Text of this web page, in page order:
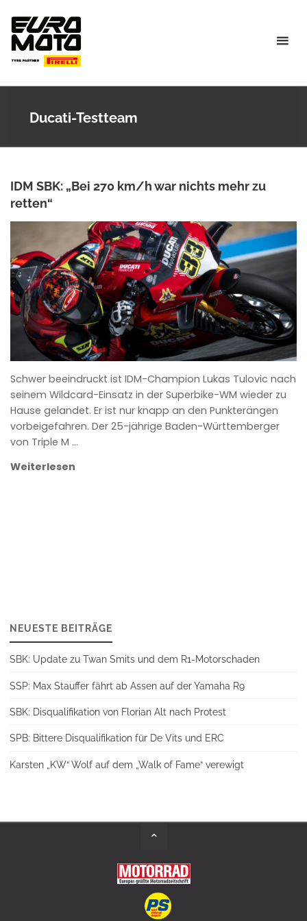
content
Ducati-Testteam
IDM SBK: „Bei 270 km/h war nichts mehr zu
retten“
ANKE WIECZOREK
Schwer beeindruckt ist IDM-Champion Lukas Tulovic nach
seinem Wildcard-Einsatz in der Superbike-WM wieder zu
Hause gelandet. Er ist nur knapp an den Punkterängen
vorbeigefahren. Der 25-jährige Baden-Württemberger
von Triple M …
Weiterlesen
NEUESTE BEITRÄGE
SBK: Update zu Twan Smits und dem R1-Motorschaden
SSP: Max Stauffer fährt ab Assen auf der Yamaha R9
SBK: Disqualifikation von Florian Alt nach Protest
SPB: Bittere Disqualifikation für De Vits und ERC
Karsten „KW“ Wolf auf dem „Walk of Fame“ verewigt
Back